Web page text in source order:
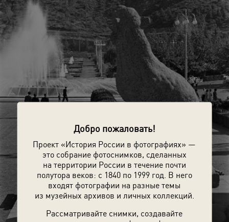
Добро пожаловать!
Проект «История России в фотографиях» —
это собрание фотоснимков, сделанных
на территории России в течение почти
полутора веков: с 1840 по 1999 год. В него
входят фотографии на разные темы
из музейных архивов и личных коллекций.
Рассматривайте снимки, создавайте